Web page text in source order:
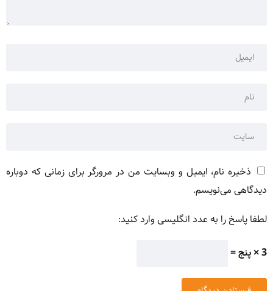
ذخیره نام، ایمیل و وبسایت من در مرورگر برای زمانی که دوباره
دیدگاهی می‌نویسم.
لطفا پاسخ را به عدد انگلیسی وارد کنید:
3 × پنج =